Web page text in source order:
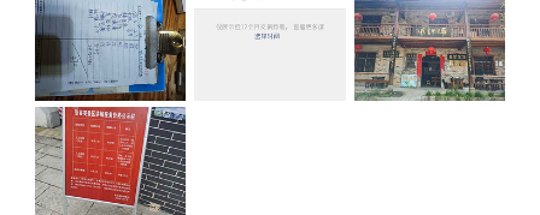
款后，老板又拦住我们，不让离开，说要付一半的钱。（说桌子上有
虾头，代表我们吃过……不吃怎么知道是坏的，而且一半好一半
坏。）带着老人、小孩出门在外，男老板人高马大，凶狠神情拦住我
们，我又补付了款（下面有图，2次付款）。南瓜尖、土豆丝、竹笋应
该是现做的，另两个菜都是回锅的（菜色有深有浅，味道不一），店
名给大家，若去了注意选好餐饮避坑。另外建议多看实评，不要盲目
相信导游推荐。